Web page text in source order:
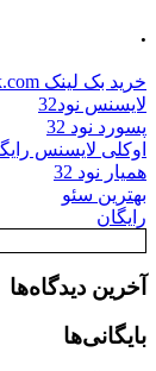
.
خرید بک لینک behtarinbacklink.com
لایسنس نود32
پسورد نود 32
اوکلی لایسنس
همیار نود 32
بهترین سئو
رایگان
آخرین دیدگاه‌ها
بایگانی‌ها